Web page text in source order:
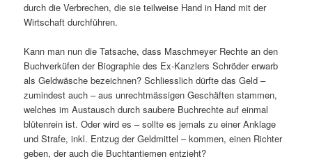
durch die Verbrechen, die sie teilweise Hand in Hand mit der
Wirtschaft durchführen.
Kann man nun die Tatsache, dass Maschmeyer Rechte an den
Buchverküfen der Biographie des Ex-Kanzlers Schröder erwarb
als Geldwäsche bezeichnen? Schliesslich dürfte das Geld –
zumindest auch – aus unrechtmässigen Geschäften stammen,
welches im Austausch durch saubere Buchrechte auf einmal
blütenrein ist. Oder wird es – sollte es jemals zu einer Anklage
und Strafe, inkl. Entzug der Geldmittel – kommen, einen Richter
geben, der auch die Buchtantiemen entzieht?